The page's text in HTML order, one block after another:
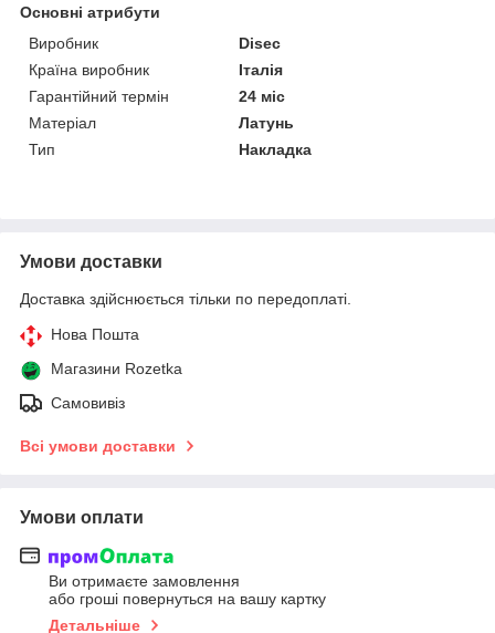
Основні атрибути
Виробник
Disec
Країна виробник
Італія
Гарантійний термін
24 міс
Матеріал
Латунь
Тип
Накладка
Умови доставки
Доставка здійснюється тільки по передоплаті.
Нова Пошта
Магазини Rozetka
Самовивіз
Всі умови доставки
Умови оплати
Ви отримаєте замовлення
або гроші повернуться на вашу картку
Детальніше